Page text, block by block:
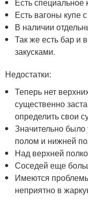
Есть специальное
Есть вагоны купе
В наличии
Так же есть бар и
закусками.
Недостатки:
Теперь нет
существенно
определить свои
Значительно
полом и нижней
Над верхней
Соседей еще
Имеются
неприятно в